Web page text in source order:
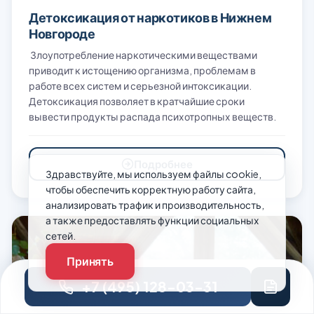
Детоксикация от наркотиков в Нижнем
Новгороде
Злоупотребление наркотическими веществами
приводит к истощению организма, проблемам в
работе всех систем и серьезной интоксикации.
Детоксикация позволяет в кратчайшие сроки
вывести продукты распада психотропных веществ.
+7 (495) 128-03-31
Здравствуйте, мы используем файлы cookie,
чтобы обеспечить корректную работу сайта,
анализировать трафик и производительность,
а также предоставлять функции социальных
сетей.
Принять